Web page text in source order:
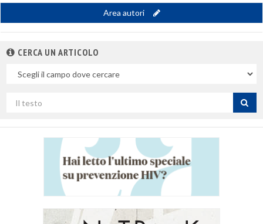
Area autori
CERCA UN ARTICOLO
campo
per